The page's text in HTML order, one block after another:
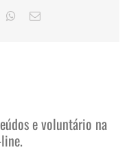
WhatsApp
E-
e voluntário na